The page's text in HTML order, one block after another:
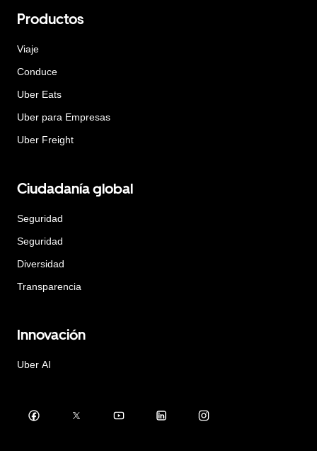
Productos
Viaje
Conduce
Uber Eats
Uber para Empresas
Uber Freight
Ciudadanía global
Seguridad
Seguridad
Diversidad
Transparencia
Innovación
Uber AI